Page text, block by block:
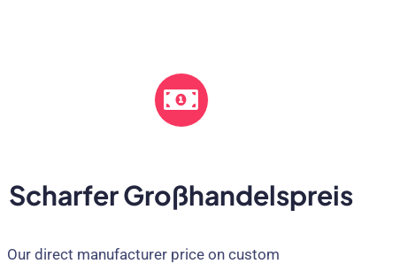
Scharfer Großhandelspreis
Our direct manufacturer price on custom